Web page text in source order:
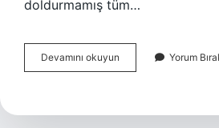
doldurmamış tüm…
Devamını okuyun
Yaş
Olmadan
Yorum